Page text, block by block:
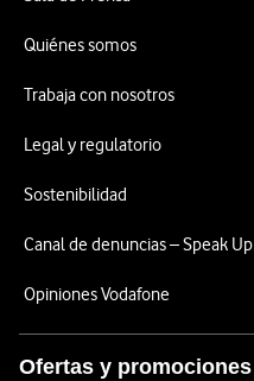
Quiénes somos
Trabaja con nosotros
Legal y regulatorio
Sostenibilidad
Canal de denuncias – Speak Up
Opiniones Vodafone
Ofertas y promociones